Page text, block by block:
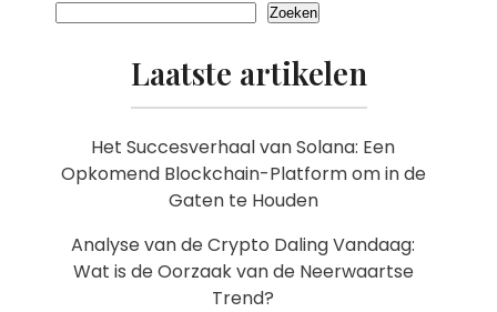
Zoeken
Laatste artikelen
Het Succesverhaal van Solana: Een
Opkomend Blockchain-Platform om in de
Gaten te Houden
Analyse van de Crypto Daling Vandaag:
Wat is de Oorzaak van de Neerwaartse
Trend?